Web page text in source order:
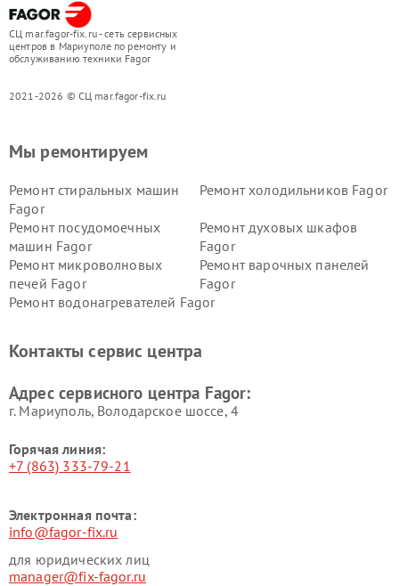
СЦ mar.fagor-fix.ru - сеть сервисных
центров в Мариуполе по ремонту и
обслуживанию техники Fagor
2021-2026 © СЦ mar.fagor-fix.ru
Мы ремонтируем
Ремонт стиральных машин
Fagor
Ремонт холодильников Fagor
Ремонт посудомоечных
машин Fagor
Ремонт духовых шкафов
Fagor
Ремонт микроволновых
печей Fagor
Ремонт варочных панелей
Fagor
Ремонт водонагревателей Fagor
Контакты сервис центра
Адрес сервисного центра Fagor:
г. Мариуполь, Володарское шоссе, 4
Горячая линия:
+7 (863) 333-79-21
Электронная почта:
info@fagor-fix.ru
для юридических лиц
manager@fix-fagor.ru